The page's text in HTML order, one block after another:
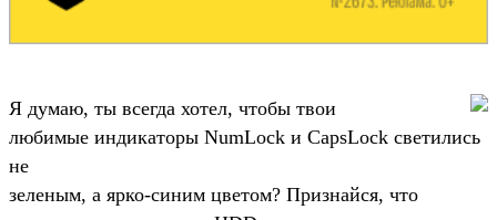
Я думаю, ты всегда хотел, чтобы твои
любимые индикаторы NumLock и CapsLock светились
не
зеленым, а ярко-синим цветом? Признайся, что